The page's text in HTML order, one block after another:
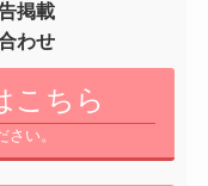
掲載
わせ
こちら
い。